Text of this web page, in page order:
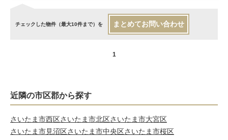
チェックした物件（最大10件まで）を まとめてお問い合わせ
1
近隣の市区郡から探す
さいたま市西区さいたま市北区さいたま市大宮区
さいたま市見沼区さいたま市中央区さいたま市桜区